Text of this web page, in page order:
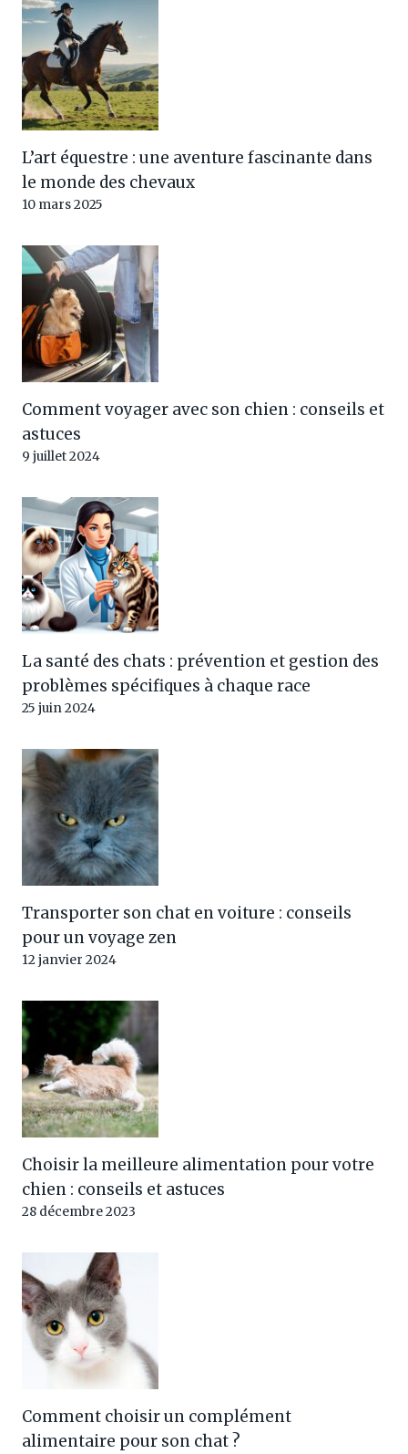
L’art équestre : une aventure fascinante dans
le monde des chevaux
10 mars 2025
Comment voyager avec son chien : conseils et
astuces
9 juillet 2024
La santé des chats : prévention et gestion des
problèmes spécifiques à chaque race
25 juin 2024
Transporter son chat en voiture : conseils
pour un voyage zen
12 janvier 2024
Choisir la meilleure alimentation pour votre
chien : conseils et astuces
28 décembre 2023
Comment choisir un complément
alimentaire pour son chat ?